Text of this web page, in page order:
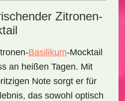
Zitronen-
Basilikum-Mocktail
an heißen Tagen. Mit
Note sorgt er für
das sowohl optisch